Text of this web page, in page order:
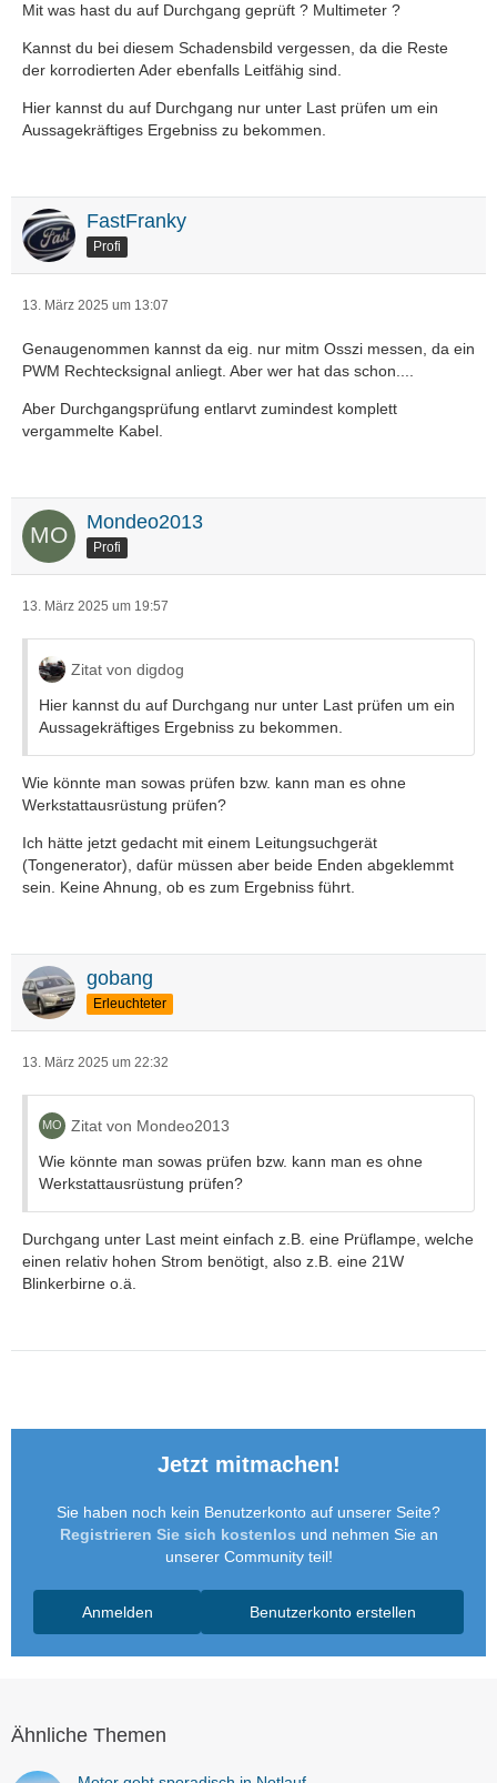
Mit was hast du auf Durchgang geprüft ? Multimeter ?
Kannst du bei diesem Schadensbild vergessen, da die Reste
der korrodierten Ader ebenfalls Leitfähig sind.
Hier kannst du auf Durchgang nur unter Last prüfen um ein
Aussagekräftiges Ergebniss zu bekommen.
FastFranky
Profi
13. März 2025 um 13:07
Genaugenommen kannst da eig. nur mitm Osszi messen, da ein
PWM Rechtecksignal anliegt. Aber wer hat das schon....
Aber Durchgangsprüfung entlarvt zumindest komplett
vergammelte Kabel.
Mondeo2013
Profi
13. März 2025 um 19:57
Zitat von digdog
Hier kannst du auf Durchgang nur unter Last prüfen um ein
Aussagekräftiges Ergebniss zu bekommen.
Wie könnte man sowas prüfen bzw. kann man es ohne
Werkstattausrüstung prüfen?
Ich hätte jetzt gedacht mit einem Leitungsuchgerät
(Tongenerator), dafür müssen aber beide Enden abgeklemmt
sein. Keine Ahnung, ob es zum Ergebniss führt.
gobang
Erleuchteter
13. März 2025 um 22:32
Zitat von Mondeo2013
Wie könnte man sowas prüfen bzw. kann man es ohne
Werkstattausrüstung prüfen?
Durchgang unter Last meint einfach z.B. eine Prüflampe, welche
einen relativ hohen Strom benötigt, also z.B. eine 21W
Blinkerbirne o.ä.
Jetzt mitmachen!
Sie haben noch kein Benutzerkonto auf unserer Seite?
Registrieren Sie sich kostenlos und nehmen Sie an
unserer Community teil!
Benutzerkonto erstellen
Anmelden
Ähnliche Themen